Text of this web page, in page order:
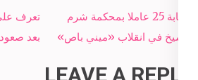
Post
navigation
تعرف
بعد
إصابة 25 عاملا بمحكمة شرم
الشيخ في انقلاب «ميني باص»
LEAVE A REPLY